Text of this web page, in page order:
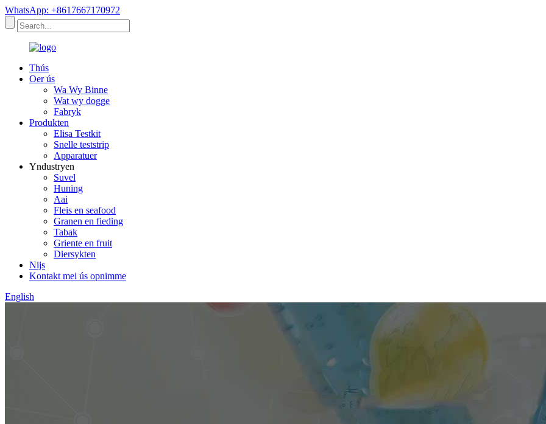
WhatsApp: +8617667170972
Thús
Oer ús
Wa Wy Binne
Wat wy dogge
Fabryk
Produkten
Elisa Testkit
Snelle teststrip
Apparatuer
Yndustryen
Suvel
Huning
Aai
Fleis en seafood
Granen en fieding
Tabak
Griente en fruit
Diersykten
Nijs
Kontakt mei ús opnimme
English